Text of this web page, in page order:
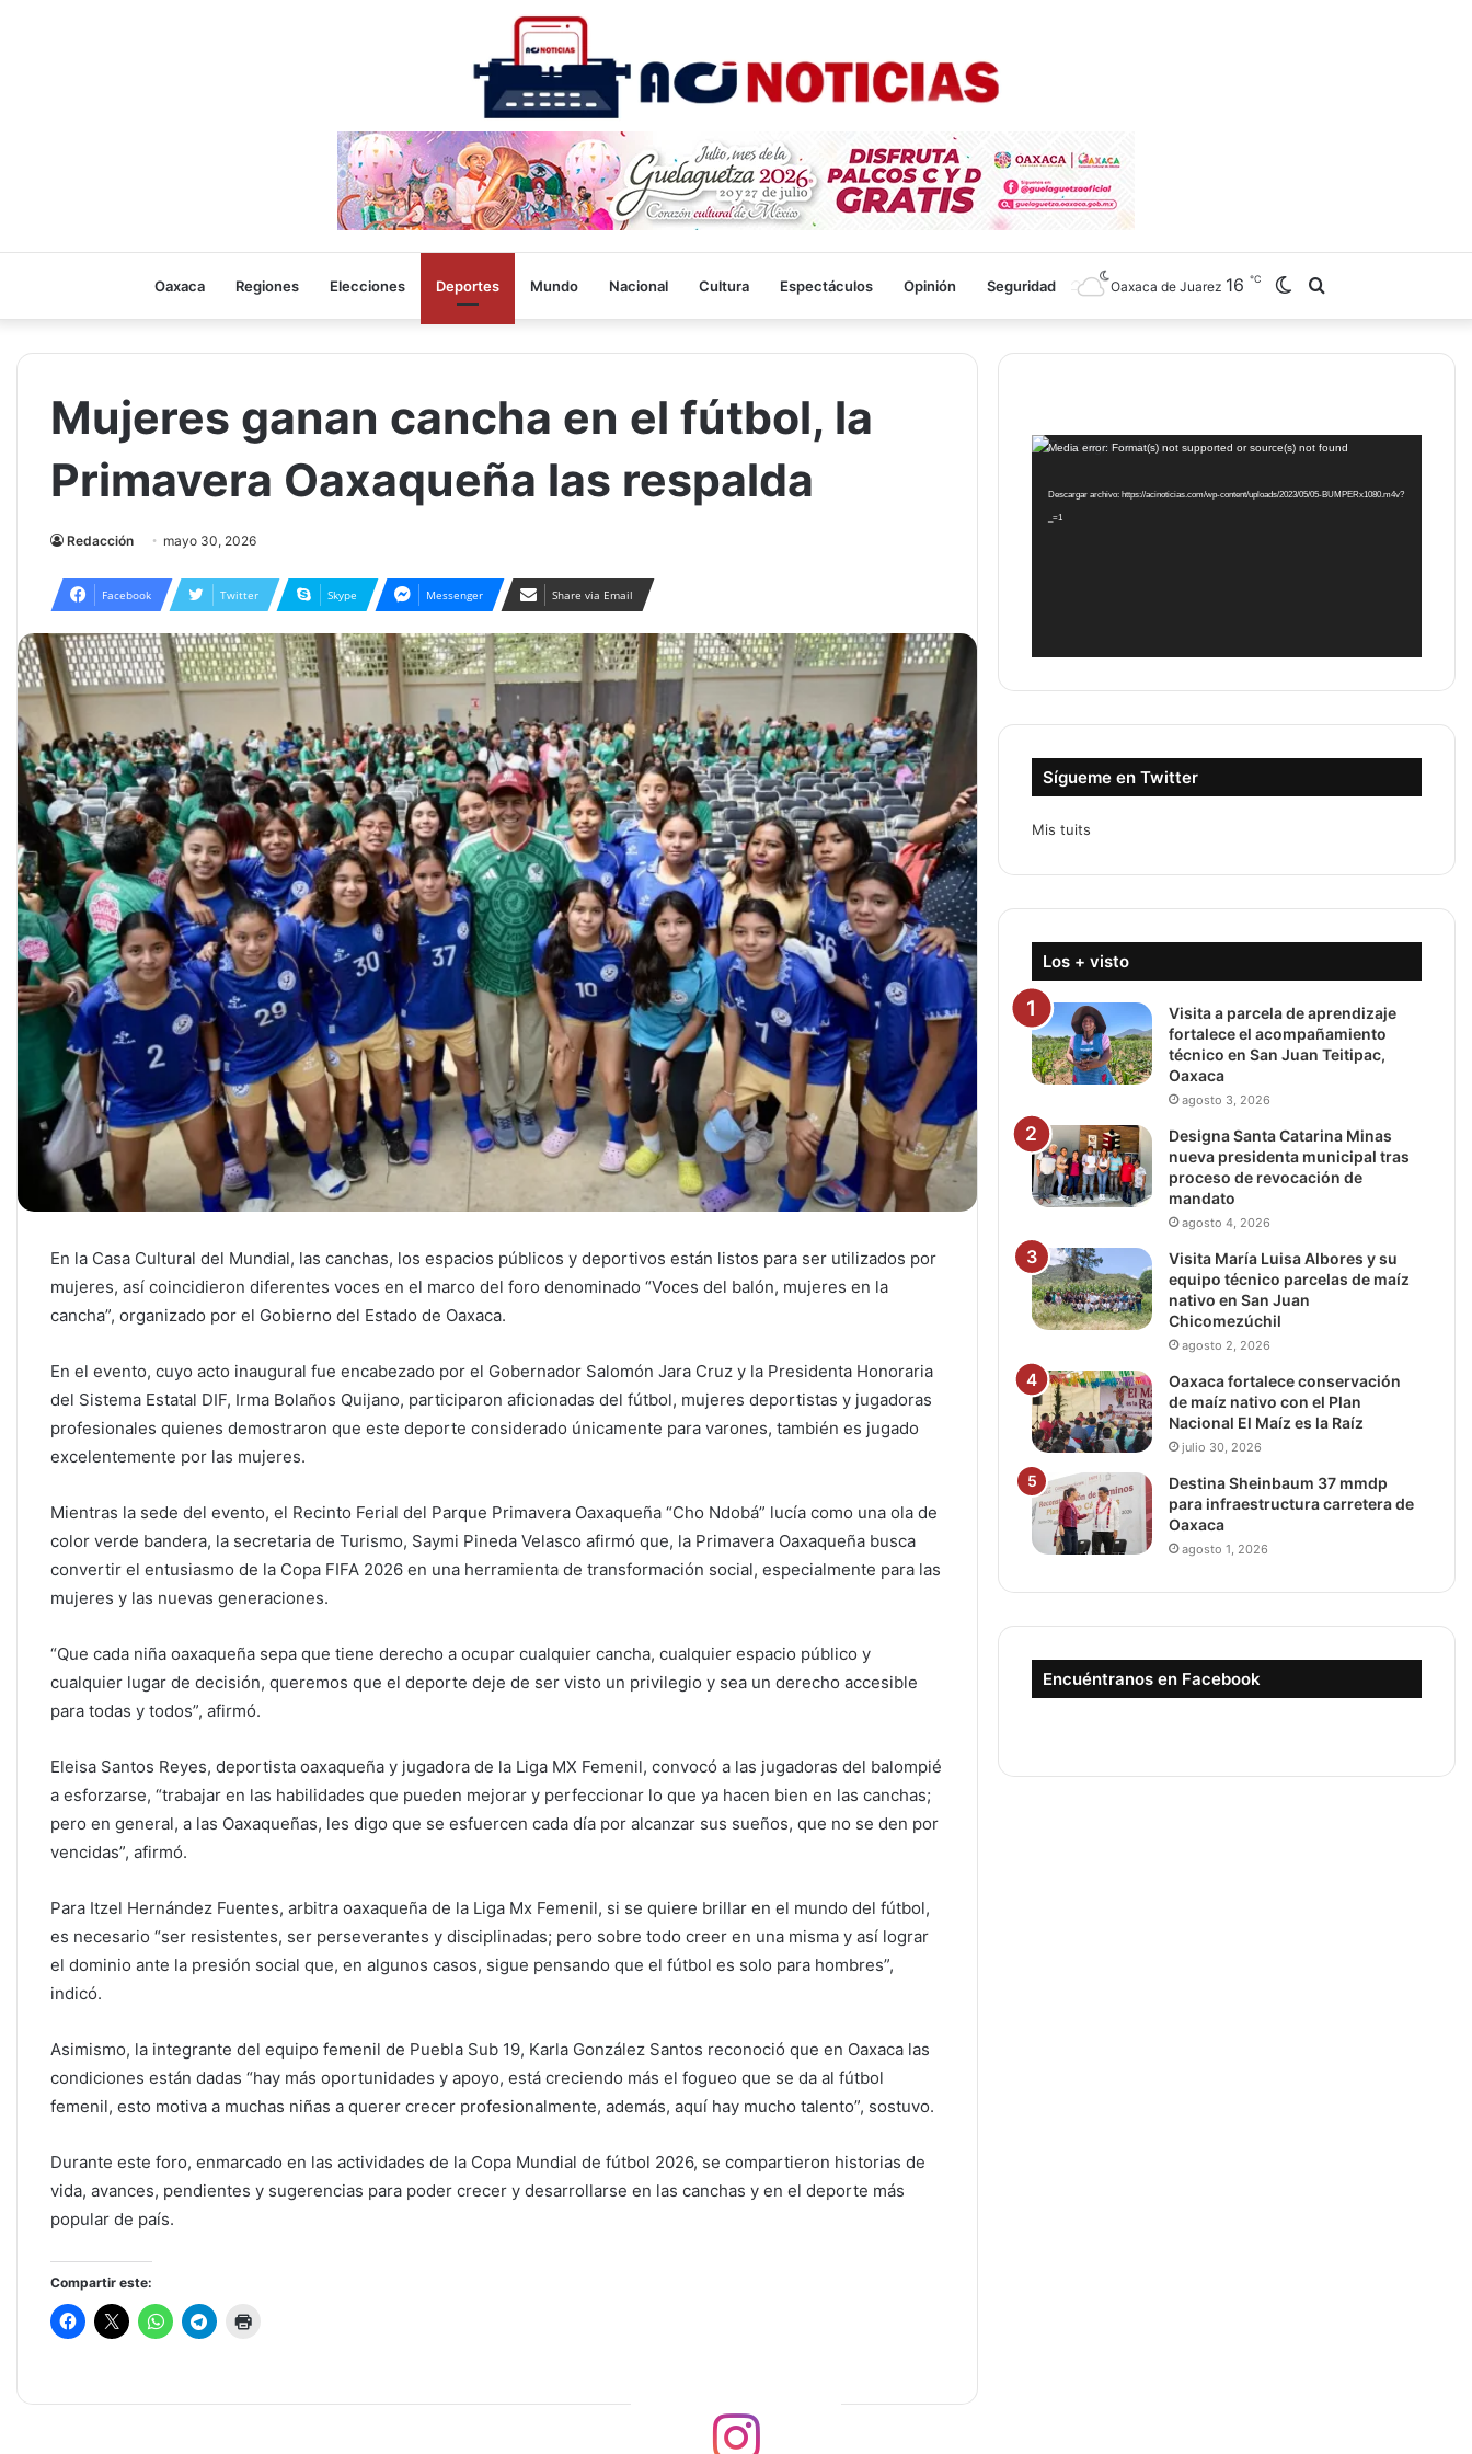
Oaxaca Regiones Elecciones Deportes Mundo Nacional Cultura Espectáculos Opinión Seguridad
for
Switch
skin
Oaxaca de Juarez 16 ℃
Mujeres ganan cancha en el fútbol, la
Primavera Oaxaqueña las respalda
Redacción mayo 30, 2026
Facebook Twitter Skype Messenger Share via Email
En la Casa Cultural del Mundial, las canchas, los espacios públicos y deportivos están listos para ser utilizados por
mujeres, así coincidieron diferentes voces en el marco del foro denominado “Voces del balón, mujeres en la
cancha”, organizado por el Gobierno del Estado de Oaxaca.
En el evento, cuyo acto inaugural fue encabezado por el Gobernador Salomón Jara Cruz y la Presidenta Honoraria
del Sistema Estatal DIF, Irma Bolaños Quijano, participaron aficionadas del fútbol, mujeres deportistas y jugadoras
profesionales quienes demostraron que este deporte considerado únicamente para varones, también es jugado
excelentemente por las mujeres.
Mientras la sede del evento, el Recinto Ferial del Parque Primavera Oaxaqueña “Cho Ndobá” lucía como una ola de
color verde bandera, la secretaria de Turismo, Saymi Pineda Velasco afirmó que, la Primavera Oaxaqueña busca
convertir el entusiasmo de la Copa FIFA 2026 en una herramienta de transformación social, especialmente para las
mujeres y las nuevas generaciones.
“Que cada niña oaxaqueña sepa que tiene derecho a ocupar cualquier cancha, cualquier espacio público y
cualquier lugar de decisión, queremos que el deporte deje de ser visto un privilegio y sea un derecho accesible
para todas y todos”, afirmó.
Eleisa Santos Reyes, deportista oaxaqueña y jugadora de la Liga MX Femenil, convocó a las jugadoras del balompié
a esforzarse, “trabajar en las habilidades que pueden mejorar y perfeccionar lo que ya hacen bien en las canchas;
pero en general, a las Oaxaqueñas, les digo que se esfuercen cada día por alcanzar sus sueños, que no se den por
vencidas”, afirmó.
Para Itzel Hernández Fuentes, arbitra oaxaqueña de la Liga Mx Femenil, si se quiere brillar en el mundo del fútbol,
es necesario “ser resistentes, ser perseverantes y disciplinadas; pero sobre todo creer en una misma y así lograr
el dominio ante la presión social que, en algunos casos, sigue pensando que el fútbol es solo para hombres”,
indicó.
Asimismo, la integrante del equipo femenil de Puebla Sub 19, Karla González Santos reconoció que en Oaxaca las
condiciones están dadas “hay más oportunidades y apoyo, está creciendo más el fogueo que se da al fútbol
femenil, esto motiva a muchas niñas a querer crecer profesionalmente, además, aquí hay mucho talento”, sostuvo.
Durante este foro, enmarcado en las actividades de la Copa Mundial de fútbol 2026, se compartieron historias de
vida, avances, pendientes y sugerencias para poder crecer y desarrollarse en las canchas y en el deporte más
popular de país.
Compartir este:
Reproductor
vídeo
Media error: Format(s) not supported or source(s) not found
Descargar archivo: https://acinoticias.com/wp-content/uploads/2023/05/05-BUMPERx1080.m4v?
_=1
Sígueme en Twitter
Mis tuits
Los + visto
Visita a parcela de aprendizaje
fortalece el acompañamiento
técnico en San Juan Teitipac,
Oaxaca
agosto 3, 2026
Designa Santa Catarina Minas
nueva presidenta municipal tras
proceso de revocación de
mandato
agosto 4, 2026
Visita María Luisa Albores y su
equipo técnico parcelas de maíz
nativo en San Juan
Chicomezúchil
agosto 2, 2026
Oaxaca fortalece conservación
de maíz nativo con el Plan
Nacional El Maíz es la Raíz
julio 30, 2026
Destina Sheinbaum 37 mmdp
para infraestructura carretera de
Oaxaca
agosto 1, 2026
Encuéntranos en Facebook